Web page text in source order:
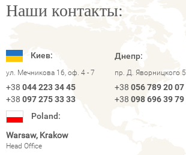
Наши контакты:
Киев:
ул. Мечникова 16, оф. 4 - 7
+38 044 223 34 45
+38 097 275 33 33
Днепр:
пр. Д. Яворницкого 5
+38 056 789 20 07
+38 098 696 39 79
Poland:
Warsaw, Krakow
Head Office